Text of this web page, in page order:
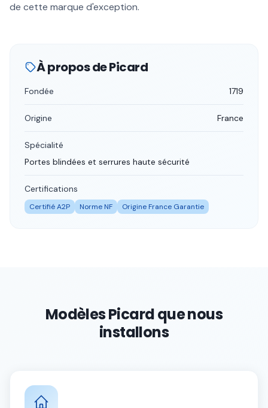
de cette marque d'exception.
À propos dePicard
Fondée 1719
Origine France
Spécialité
Portes blindées et serrures haute sécurité
Certifications
Certifié A2P Norme NF Origine France Garantie
Modèles Picard que nous
installons